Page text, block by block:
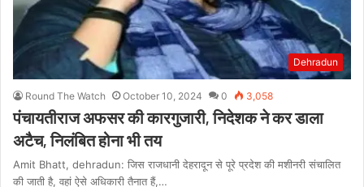
Dehradun
Round The Watch October 10, 2024 0 3,058
पंचायतीराज अफसर की कारगुजारी, निदेशक ने कर डाला
अटैच, निलंबित होना भी तय
Amit Bhatt, dehradun: जिस राजधानी देहरादून से पूरे प्रदेश की मशीनरी संचालित
की जाती है, वहां ऐसे अधिकारी तैनात हैं,…